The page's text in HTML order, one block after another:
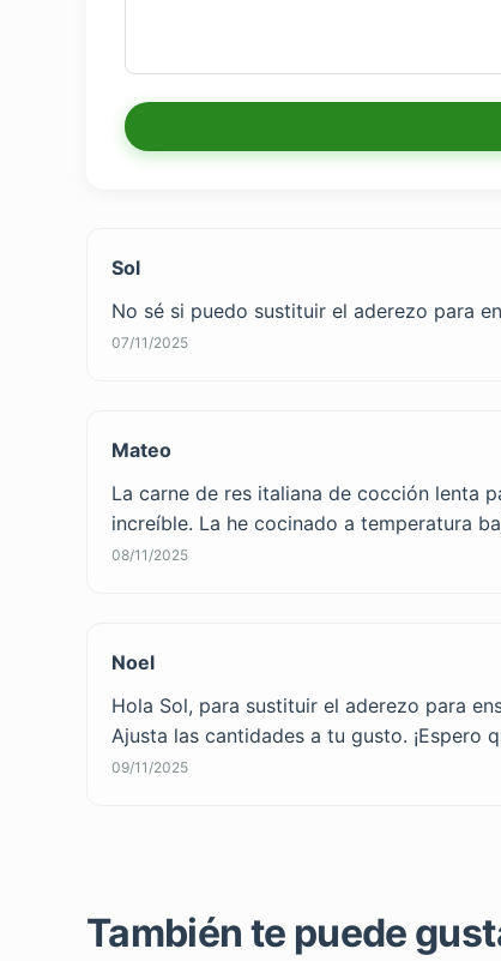
Sol
No sé si puedo sustituir el aderezo para
07/11/2025
Mateo
La carne de res italiana de cocción lenta
increíble. La he cocinado a temperatura
08/11/2025
Noel
Hola Sol, para sustituir el aderezo para
Ajusta las cantidades a tu gusto. ¡Espero
09/11/2025
También te puede